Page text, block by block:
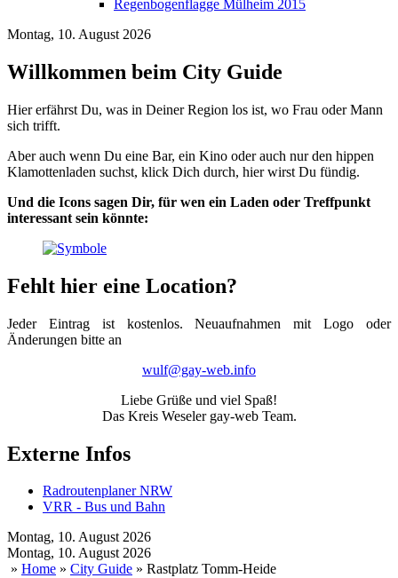
Regenbogenflagge Mülheim 2015
Montag, 10. August 2026
Willkommen beim City Guide
Hier erfährst Du, was in Deiner Region los ist, wo Frau oder Mann
sich trifft.
Aber auch wenn Du eine Bar, ein Kino oder auch nur den hippen
Klamottenladen suchst, klick Dich durch, hier wirst Du fündig.
Und die Icons sagen Dir, für wen ein Laden oder Treffpunkt
interessant sein könnte:
Fehlt hier eine Location?
Jeder Eintrag ist kostenlos. Neuaufnahmen mit Logo oder
Änderungen bitte an
wulf@gay-web.info
Liebe Grüße und viel Spaß!
Das Kreis Weseler gay-web Team.
Externe Infos
Radroutenplaner NRW
VRR - Bus und Bahn
Montag, 10. August 2026
Montag, 10. August 2026
» Home » City Guide » Rastplatz Tomm-Heide